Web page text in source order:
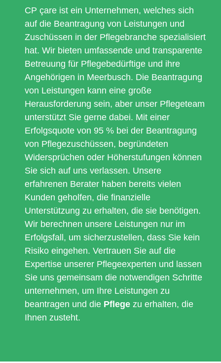
CP çare ist ein Unternehmen, welches sich
auf die Beantragung von Leistungen und
Zuschüssen in der Pflegebranche spezialisiert
hat. Wir bieten umfassende und transparente
Betreuung für Pflegebedürftige und ihre
Angehörigen in Meerbusch. Die Beantragung
von Leistungen kann eine große
Herausforderung sein, aber unser Pflegeteam
unterstützt Sie gerne dabei. Mit einer
Erfolgsquote von 95 % bei der Beantragung
von Pflegezuschüssen, begründeten
Widersprüchen oder Höherstufungen können
Sie sich auf uns verlassen. Unsere
erfahrenen Berater haben bereits vielen
Kunden geholfen, die finanzielle
Unterstützung zu erhalten, die sie benötigen.
Wir berechnen unsere Leistungen nur im
Erfolgsfall, um sicherzustellen, dass Sie kein
Risiko eingehen. Vertrauen Sie auf die
Expertise unserer Pflegeexperten und lassen
Sie uns gemeinsam die notwendigen Schritte
unternehmen, um Ihre Leistungen zu
beantragen und die Pflege zu erhalten, die
Ihnen zusteht.